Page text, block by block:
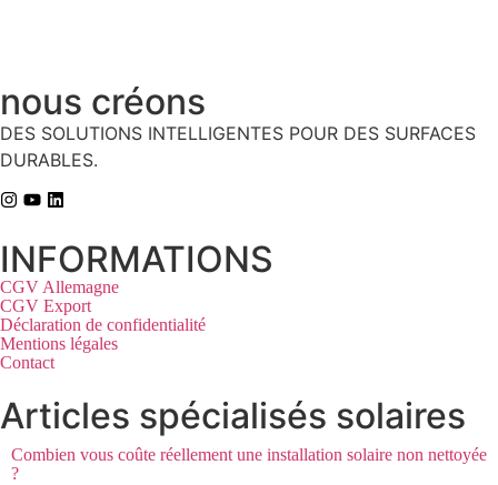
nous créons
DES SOLUTIONS INTELLIGENTES POUR DES SURFACES
DURABLES.
INFORMATIONS
CGV Allemagne
CGV Export
Déclaration de confidentialité
Mentions légales
Contact
Articles spécialisés solaires
Combien vous coûte réellement une installation solaire non nettoyée
?